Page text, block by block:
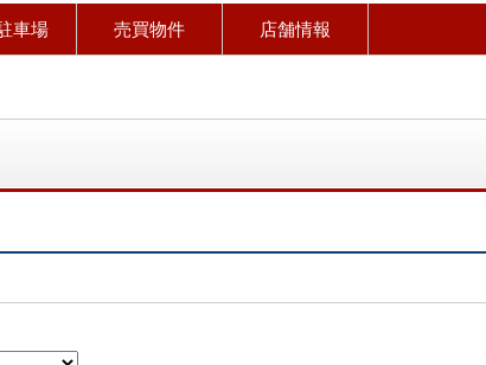
車場 売買物件 店舗情報